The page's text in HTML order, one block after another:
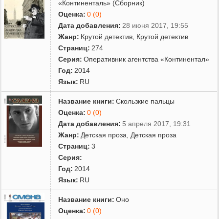
«Континенталь» (Сборник)
Оценка: 0 (0)
Дата добавления: 28 июня 2017, 19:55
Жанр: Крутой детектив Крутой детектив
Страниц: 274
Серия: Оперативник агентства «Континентал»
Год: 2014
Язык: RU
Название книги: Скользкие пальцы
Оценка: 0 (0)
Дата добавления: 5 апреля 2017, 19:31
Жанр: Детская проза
Детская проза
Страниц: 3
Серия:
Год: 2014
Язык: RU
Название книги: Оно
Оценка: 0 (0)